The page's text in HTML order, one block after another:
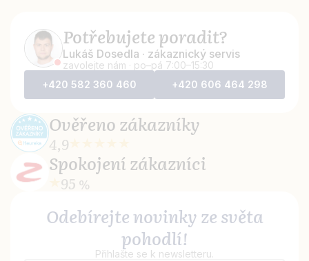
Potřebujete poradit?
Lukáš Dosedla · zákaznický servis
zavolejte nám · po–pá 7:00–15:30
+420 582 360 460
+420 606 464 298
Ověřenozákazníky
4,9
Spokojenízákazníci
95 %
Odebírejte novinky ze světa
pohodlí!
Přihlašte se k newsletteru.